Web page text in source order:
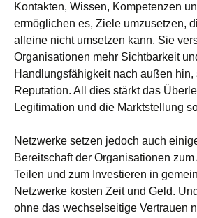
Kontakten, Wissen, Kompetenzen
ermöglichen es, Ziele umzusetzen,
alleine nicht umsetzen kann. Sie
Organisationen mehr Sichtbarkeit
Handlungsfähigkeit nach außen hin,
Reputation. All dies stärkt das
Legitimation und die Marktstellung
Netzwerke setzen jedoch auch
Bereitschaft der Organisationen
Teilen und zum Investieren in
Netzwerke kosten Zeit und Geld.
ohne das wechselseitige Vertrauen